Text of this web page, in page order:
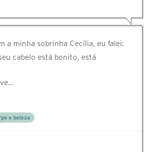
a minha sobrinha Cecília, eu falei:⠀
cabelo está bonito, está
e beleza